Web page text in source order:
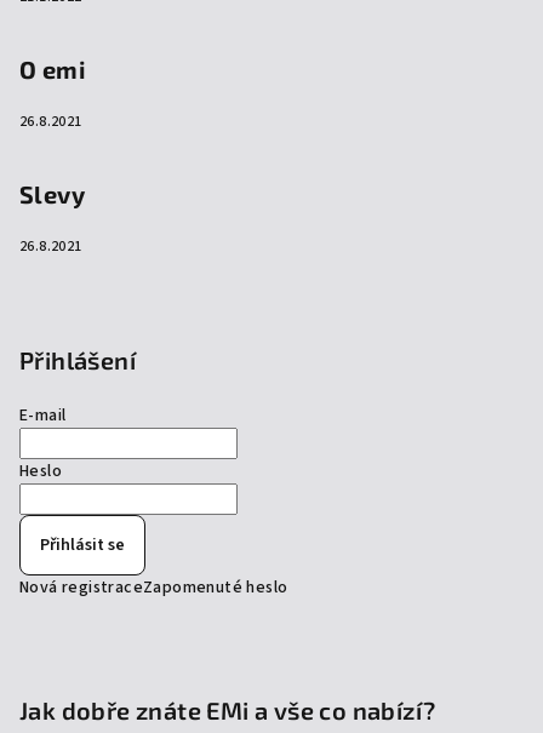
O emi
26.8.2021
Slevy
26.8.2021
Přihlášení
E-mail
Heslo
Přihlásit se
Nová registraceZapomenuté heslo
Jak dobře znáte EMi a vše co nabízí?